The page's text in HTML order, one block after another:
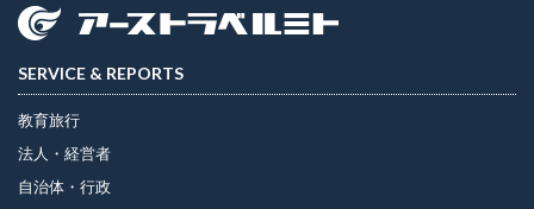
SERVICE & REPORTS
教育旅行
法人・経営者
自治体・行政